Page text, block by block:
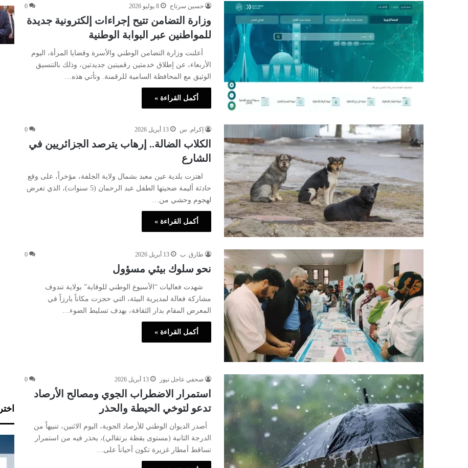
حسين سرتاح 8 يوليو 2026 0
وزارة التضامن تتيح إجراءات إلكترونية جديدة
للمواطنين عبر البوابة الوطنية
أعلنت وزارة التضامن الوطني والأسرة وقضايا المرأة، اليوم
الأربعاء، عن إطلاق خدمتين رقميتين جديدتين، وذلك بالتنسيق
الوثيق مع المحافظة السامية للرقمنة. وتأتي هذه…
أكمل القراءة »
إكرام. س 13 أبريل 2026 0
الكلاب الضالة.. إرهاب يترصد الجزائريين في
الشارع
اهتزت بلدية عين معبد بشمال ولاية الجلفة، مؤخراً، على وقع
حادثة أليمة ضحيتها الطفل عبد الرحمان (5 سنوات)، الذي تعرض
لهجوم وحشي من…
أكمل القراءة »
طارق. ب 13 أبريل 2026 0
نحو سلوك بيئي مسؤول
شهدت فعاليات “الأسبوع الوطني للوقاية” بولاية تندوف
مشاركة فعالة لمديرية البيئة، التي حجزت مكاناً بارزاً في
المعرض المقام بدار الثقافة، بهدف تسليط الضوء…
أكمل القراءة »
صحفي عاجل نيوز 13 أبريل 2026 0
استمرار الاضطراب الجوي ومصالح الأرصاد
تدعو لتوخي الحيطة والحذر
أصدر الديوان الوطني للأرصاد الجوية، اليوم الاثنين، تنبيهاً من
الدرجة الثانية (مستوى يقظة برتقالي)، يحذر فيه من استمرار
تساقط أمطار غزيرة تكون أحياناً على…